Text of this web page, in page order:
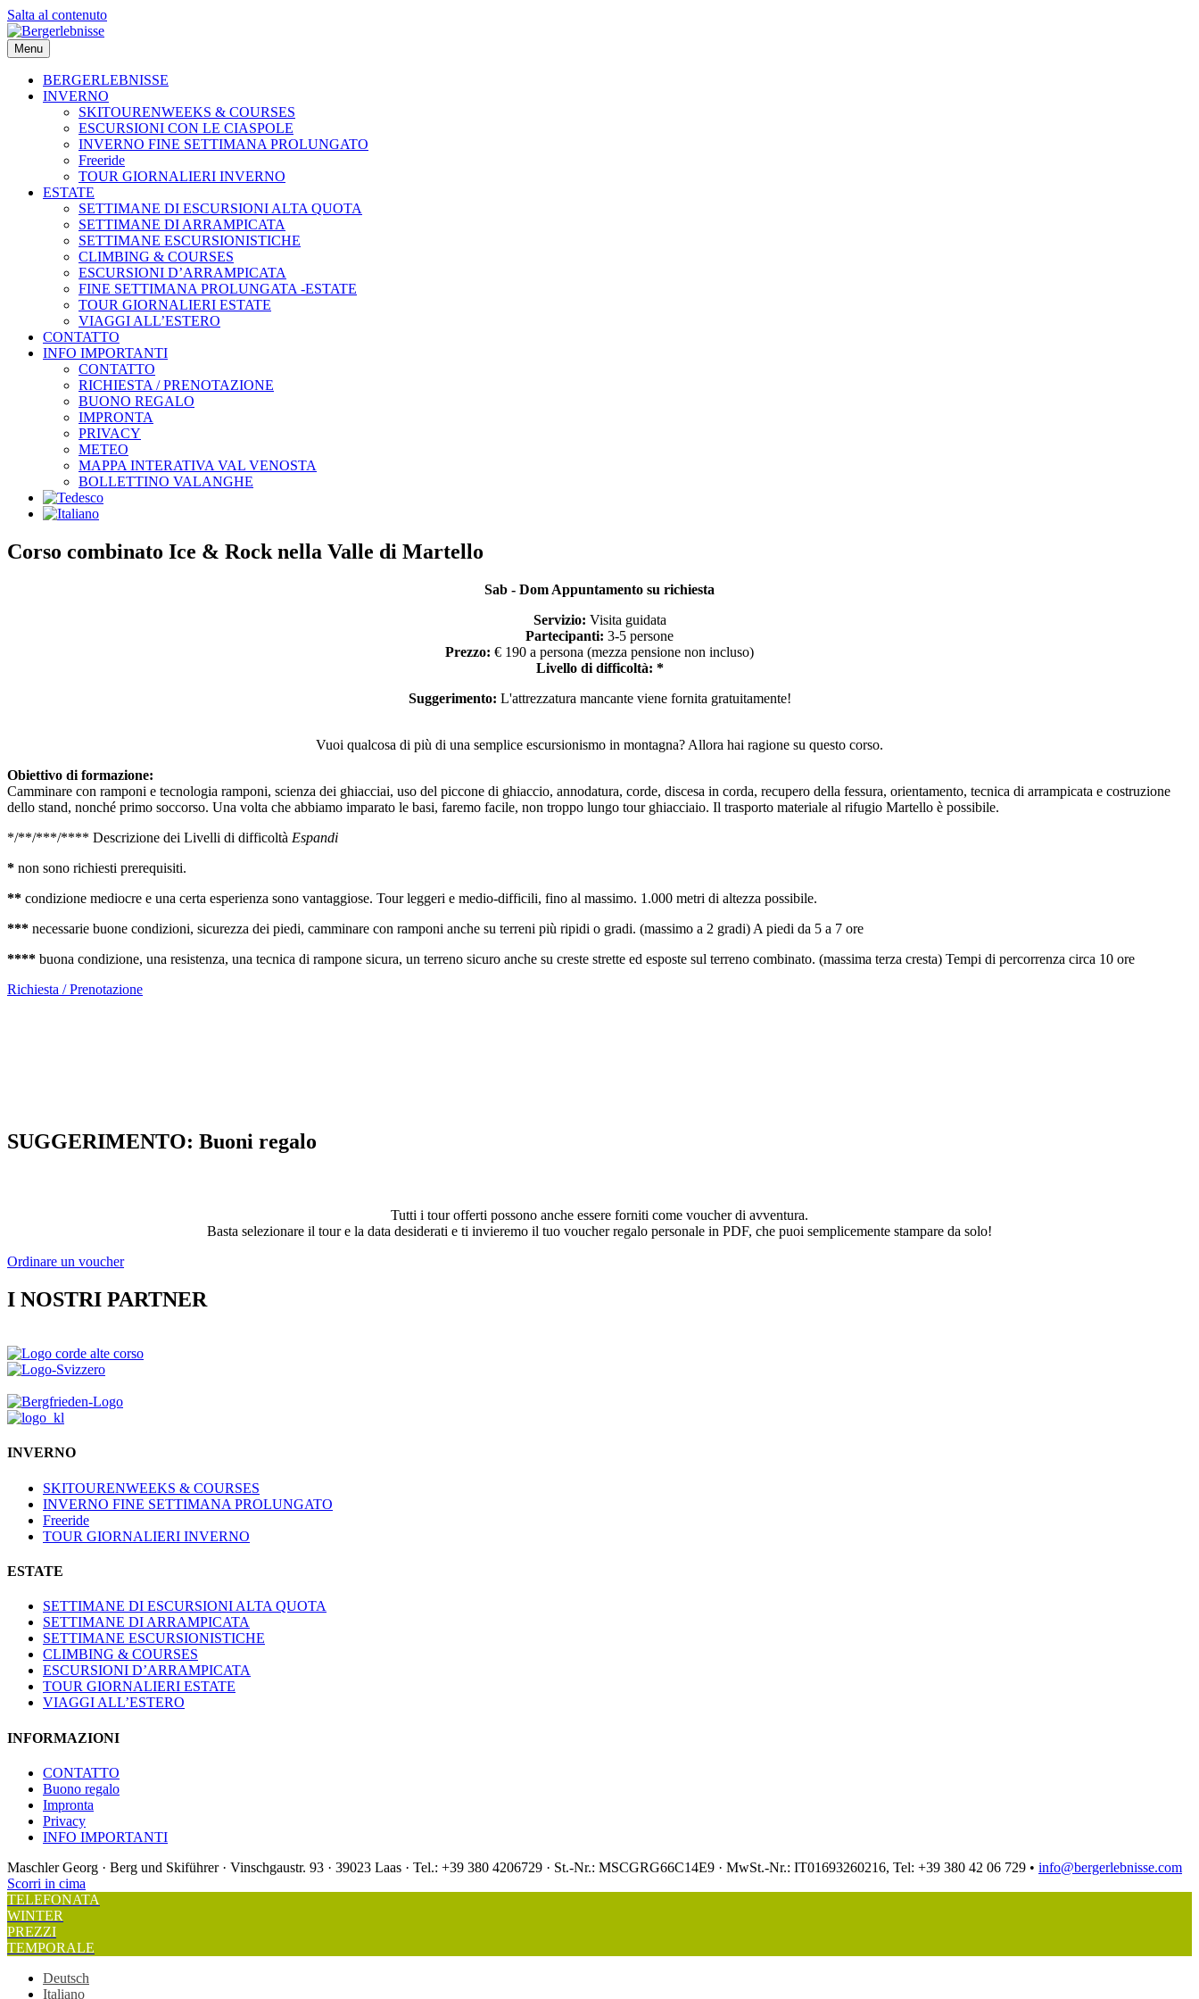
Salta al contenuto
Menu
BERGERLEBNISSE
INVERNO
SKITOURENWEEKS & COURSES
ESCURSIONI CON LE CIASPOLE
INVERNO FINE SETTIMANA PROLUNGATO
Freeride
TOUR GIORNALIERI INVERNO
ESTATE
SETTIMANE DI ESCURSIONI ALTA QUOTA
SETTIMANE DI ARRAMPICATA
SETTIMANE ESCURSIONISTICHE
CLIMBING & COURSES
ESCURSIONI D’ARRAMPICATA
FINE SETTIMANA PROLUNGATA -ESTATE
TOUR GIORNALIERI ESTATE
VIAGGI ALL’ESTERO
CONTATTO
INFO IMPORTANTI
CONTATTO
RICHIESTA / PRENOTAZIONE
BUONO REGALO
IMPRONTA
PRIVACY
METEO
MAPPA INTERATIVA VAL VENOSTA
BOLLETTINO VALANGHE
Corso combinato Ice & Rock nella Valle di Martello
Sab - Dom Appuntamento su richiesta
Servizio: Visita guidata
Partecipanti: 3-5 persone
Prezzo: € 190 a persona (mezza pensione non incluso)
Livello di difficoltà: *
Suggerimento: L'attrezzatura mancante viene fornita gratuitamente!
Vuoi qualcosa di più di una semplice escursionismo in montagna? Allora hai ragione su questo corso.
Obiettivo di formazione:
Camminare con ramponi e tecnologia ramponi, scienza dei ghiacciai, uso del piccone di ghiaccio, annodatura, corde, discesa in corda, recupero della fessura, orientamento, tecnica di arrampicata e costruzione
dello stand, nonché primo soccorso. Una volta che abbiamo imparato le basi, faremo facile, non troppo lungo tour ghiacciaio. Il trasporto materiale al rifugio Martello è possibile.
*/**/***/**** Descrizione dei Livelli di difficoltà Espandi
* non sono richiesti prerequisiti.
** condizione mediocre e una certa esperienza sono vantaggiose. Tour leggeri e medio-difficili, fino al massimo. 1.000 metri di altezza possibile.
*** necessarie buone condizioni, sicurezza dei piedi, camminare con ramponi anche su terreni più ripidi o gradi. (massimo a 2 gradi) A piedi da 5 a 7 ore
**** buona condizione, una resistenza, una tecnica di rampone sicura, un terreno sicuro anche su creste strette ed esposte sul terreno combinato. (massima terza cresta) Tempi di percorrenza circa 10 ore
Richiesta / Prenotazione
SUGGERIMENTO: Buoni regalo
Tutti i tour offerti possono anche essere forniti come voucher di avventura.
Basta selezionare il tour e la data desiderati e ti invieremo il tuo voucher regalo personale in PDF, che puoi semplicemente stampare da solo!
Ordinare un voucher
I NOSTRI PARTNER
INVERNO
SKITOURENWEEKS & COURSES
INVERNO FINE SETTIMANA PROLUNGATO
Freeride
TOUR GIORNALIERI INVERNO
ESTATE
SETTIMANE DI ESCURSIONI ALTA QUOTA
SETTIMANE DI ARRAMPICATA
SETTIMANE ESCURSIONISTICHE
CLIMBING & COURSES
ESCURSIONI D’ARRAMPICATA
TOUR GIORNALIERI ESTATE
VIAGGI ALL’ESTERO
INFORMAZIONI
CONTATTO
Buono regalo
Impronta
Privacy
INFO IMPORTANTI
Maschler Georg · Berg und Skiführer · Vinschgaustr. 93 · 39023 Laas · Tel.: +39 380 4206729 · St.-Nr.: MSCGRG66C14E9 · MwSt.-Nr.: IT01693260216, Tel: +39 380 42 06 729 • info@bergerlebnisse.com
Scorri in cima
TELEFONATA
WINTER
PREZZI
TEMPORALE
Deutsch
Italiano